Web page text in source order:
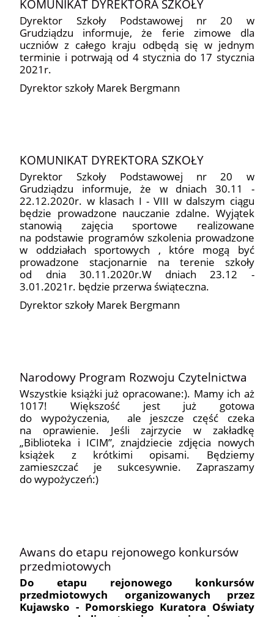
KOMUNIKAT DYREKTORA SZKOŁY
Dyrektor Szkoły Podstawowej nr 20 w
Grudziądzu informuje, że ferie zimowe dla
uczniów z całego kraju odbędą się w jednym
terminie i potrwają od 4 stycznia do 17 stycznia
2021r.
Dyrektor szkoły Marek Bergmann
KOMUNIKAT DYREKTORA SZKOŁY
Dyrektor Szkoły Podstawowej nr 20 w
Grudziądzu informuje, że w dniach 30.11 -
22.12.2020r. w klasach I - VIII w dalszym ciągu
będzie prowadzone nauczanie zdalne. Wyjątek
stanowią zajęcia sportowe realizowane
na podstawie programów szkolenia prowadzone
w oddziałach sportowych , które mogą być
prowadzone stacjonarnie na terenie szkoły
od dnia 30.11.2020r.W dniach 23.12 -
3.01.2021r. będzie przerwa świąteczna.
Dyrektor szkoły Marek Bergmann
Narodowy Program Rozwoju Czytelnictwa
Wszystkie książki już opracowane:). Mamy ich aż
1017! Większość jest już gotowa
do wypożyczenia, ale jeszcze część czeka
na oprawienie. Jeśli zajrzycie w zakładkę
„Biblioteka i ICIM”, znajdziecie zdjęcia nowych
książek z krótkimi opisami. Będziemy
zamieszczać je sukcesywnie. Zapraszamy
do wypożyczeń:)
Awans do etapu rejonowego konkursów
przedmiotowych
Do etapu rejonowego konkursów
przedmiotowych organizowanych przez
Kujawsko - Pomorskiego Kuratora Oświaty